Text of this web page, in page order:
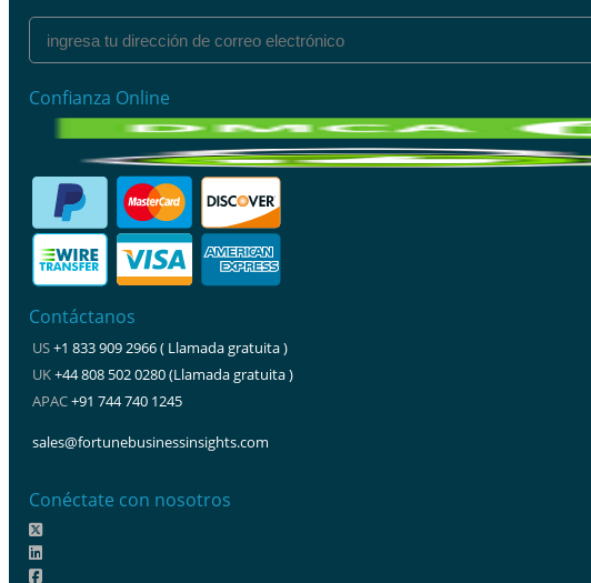
Confianza Online
Contáctanos
US+1 833 909 2966 ( Llamada gratuita )
UK+44 808 502 0280 (Llamada gratuita )
APAC+91 744 740 1245
sales@fortunebusinessinsights.com
Conéctate con nosotros